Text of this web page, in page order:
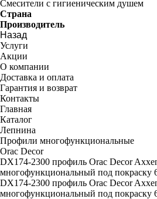
Смесители с гигиеническим душем
Страна
Производитель
Назад
Услуги
Акции
О компании
Доставка и оплата
Гарантия и возврат
Контакты
Главная
Каталог
Лепнина
Профили многофункциональные
Orac Decor
DX174-2300 профиль Orac Decor
многофункциональный под покраску
DX174-2300 профиль Orac Decor
многофункциональный под покраску